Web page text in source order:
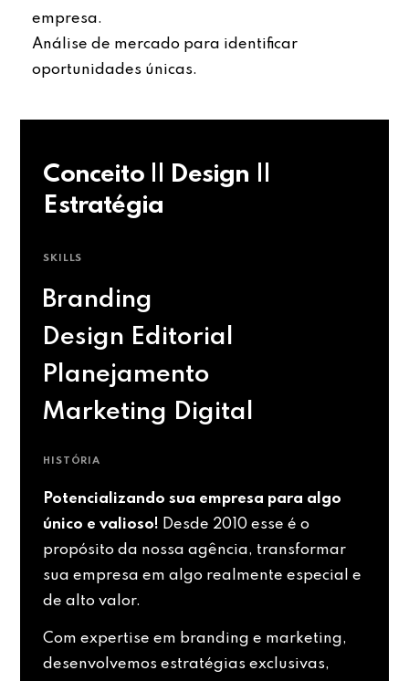
empresa.
Análise de mercado para identificar
oportunidades únicas.
Conceito || Design ||
Estratégia
SKILLS
Branding
Design Editorial
Planejamento
Marketing Digital
HISTÓRIA
Potencializando sua empresa para algo
único e valioso! Desde 2010 esse é o
propósito da nossa agência, transformar
sua empresa em algo realmente especial e
de alto valor.
Com expertise em branding e marketing,
desenvolvemos estratégias exclusivas,